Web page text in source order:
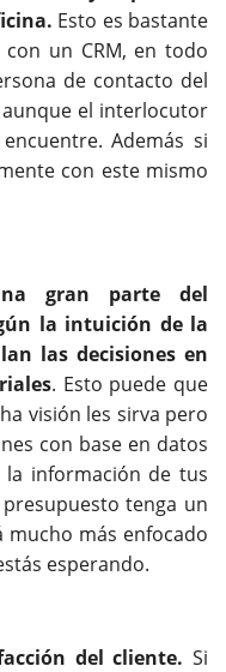
Esto es bastante
un CRM, en todo
de contacto del
el interlocutor
Además si
con este mismo
gran parte del
la intuición de la
las decisiones en
. Esto puede que
visión les sirva pero
con base en datos
información de tus
tenga un
más enfocado
esperando.
del cliente. Si